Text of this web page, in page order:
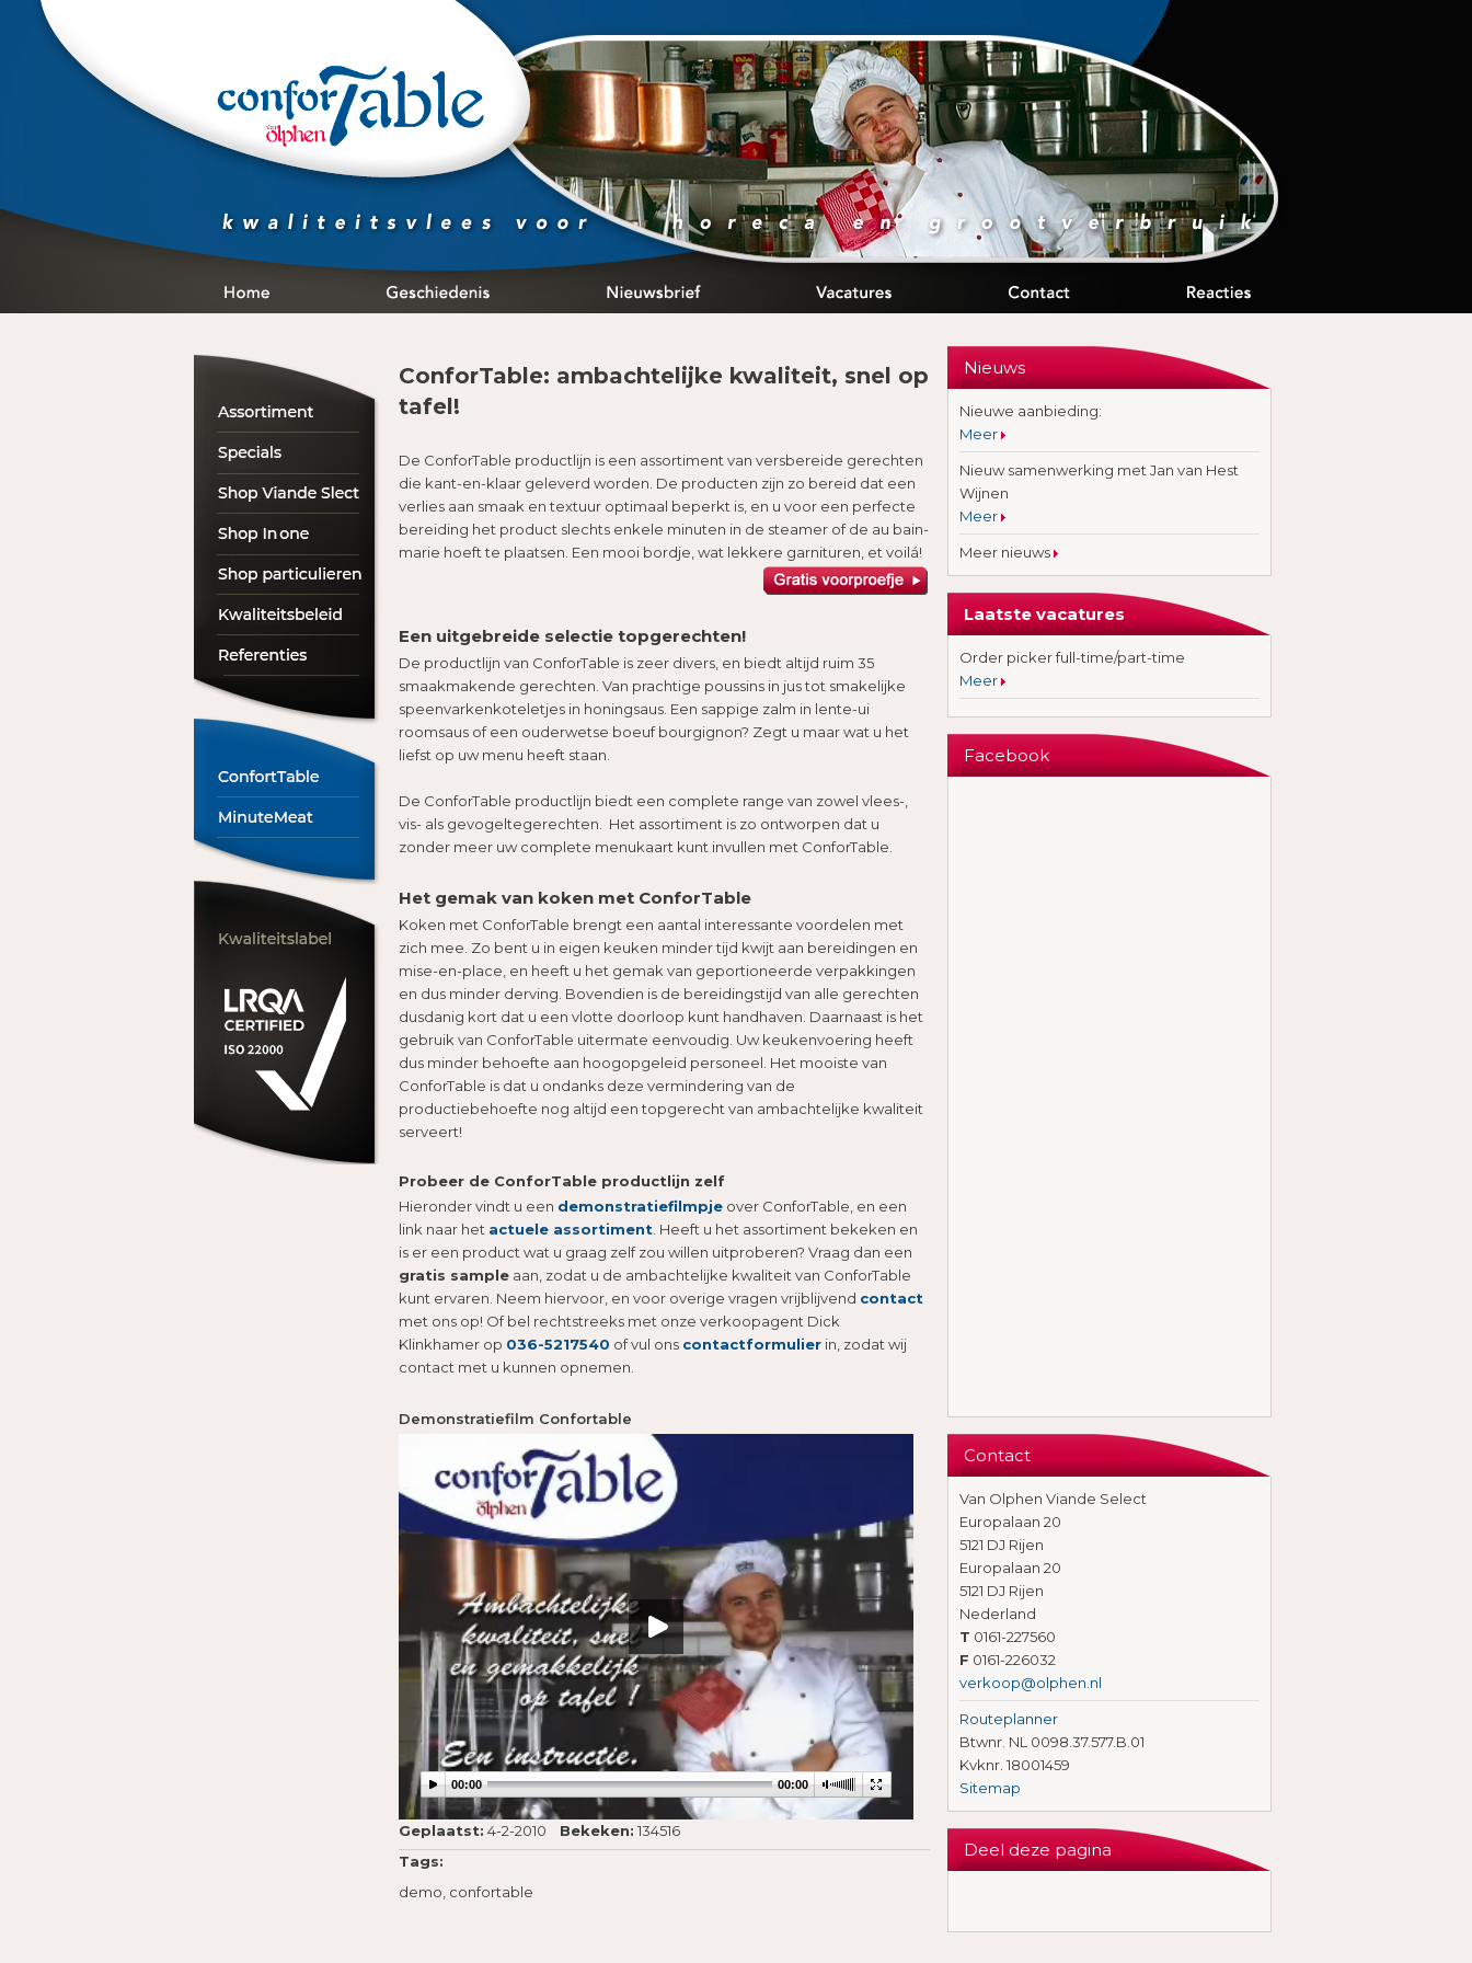
ConforTable: ambachtelijke kwaliteit, snel op
tafel!
De ConforTable productlijn is een assortiment van versbereide gerechten
die kant-en-klaar geleverd worden. De producten zijn zo bereid dat een
verlies aan smaak en textuur optimaal beperkt is, en u voor een perfecte
bereiding het product slechts enkele minuten in de steamer of de au bain-
marie hoeft te plaatsen. Een mooi bordje, wat lekkere garnituren, et voilá!
Een uitgebreide selectie topgerechten!
De productlijn van ConforTable is zeer divers, en biedt altijd ruim 35
smaakmakende gerechten. Van prachtige poussins in jus tot smakelijke
speenvarkenkoteletjes in honingsaus. Een sappige zalm in lente-ui
roomsaus of een ouderwetse boeuf bourgignon? Zegt u maar wat u het
liefst op uw menu heeft staan.
De ConforTable productlijn biedt een complete range van zowel vlees-,
vis- als gevogeltegerechten. Het assortiment is zo ontworpen dat u
zonder meer uw complete menukaart kunt invullen met ConforTable.
Het gemak van koken met ConforTable
Koken met ConforTable brengt een aantal interessante voordelen met
zich mee. Zo bent u in eigen keuken minder tijd kwijt aan bereidingen en
mise-en-place, en heeft u het gemak van geportioneerde verpakkingen
en dus minder derving. Bovendien is de bereidingstijd van alle gerechten
dusdanig kort dat u een vlotte doorloop kunt handhaven. Daarnaast is het
gebruik van ConforTable uitermate eenvoudig. Uw keukenvoering heeft
dus minder behoefte aan hoogopgeleid personeel. Het mooiste van
ConforTable is dat u ondanks deze vermindering van de
productiebehoefte nog altijd een topgerecht van ambachtelijke kwaliteit
serveert!
Probeer de ConforTable productlijn zelf
Hieronder vindt u een demonstratiefilmpje over ConforTable, en een
link naar het actuele assortiment . Heeft u het assortiment bekeken en
is er een product wat u graag zelf zou willen uitproberen? Vraag dan een
gratis sample aan, zodat u de ambachtelijke kwaliteit van ConforTable
kunt ervaren. Neem hiervoor, en voor overige vragen vrijblijvend contact
met ons op! Of bel rechtstreeks met onze verkoopagent Dick
Klinkhamer op 036-5217540 of vul ons contactformulier in, zodat wij
contact met u kunnen opnemen.
Demonstratiefilm Confortable
00:00 00:00
Geplaatst: 4-2-2010 Bekeken: 134516
Tags:
demo, confortable
Nieuws
Nieuwe aanbieding:
Meer
Nieuw samenwerking met Jan van Hest
Wijnen
Meer
Meer nieuws
Laatste vacatures
Order picker full-time/part-time
Meer
Facebook
Contact
Van Olphen Viande Select
Europalaan 20
5121 DJ Rijen
Europalaan 20
5121 DJ Rijen
Nederland
T 0161-227560
F 0161-226032
verkoop@olphen.nl
Routeplanner
Btwnr. NL 0098.37.577.B.01
Kvknr. 18001459
Sitemap
Deel deze pagina